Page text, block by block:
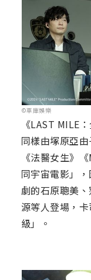
©車庫娛樂
《LAST MILE
同樣由塚原亞
《法醫女生》
同宇宙電影」
劇的石原聰美
源等人登場，
級」。